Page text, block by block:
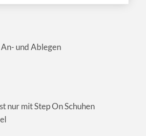
An- und Ablegen
nur mit Step On Schuhen